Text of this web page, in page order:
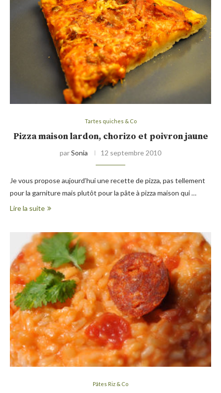
Tartes quiches & Co
Pizza maison lardon, chorizo et poivron jaune
parSonia 12 septembre 2010
Je vous propose aujourd’hui une recette de pizza, pas tellement
pour la garniture mais plutôt pour la pâte à pizza maison qui …
Lire la suite
Pâtes Riz & Co